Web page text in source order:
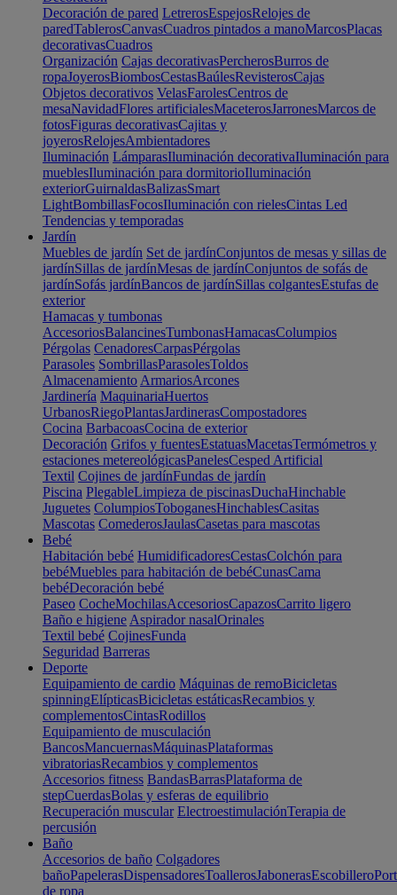
Decoración de pared LetrerosEspejosRelojes de
paredTablerosCanvasCuadros pintados a manoMarcosPlacas
decorativasCuadros
Organización Cajas decorativasPercherosBurros de
ropaJoyerosBiombosCestasBaúlesRevisterosCajas
Objetos decorativos VelasFarolesCentros de
mesaNavidadFlores artificialesMaceterosJarronesMarcos de
fotosFiguras decorativasCajitas y
joyerosRelojesAmbientadores
Iluminación LámparasIluminación decorativaIluminación para
mueblesIluminación para dormitorioIluminación
exteriorGuirnaldasBalizasSmart
LightBombillasFocosIluminación con rielesCintas Led
Tendencias y temporadas
Jardín
Muebles de jardín Set de jardínConjuntos de mesas y sillas de
jardínSillas de jardínMesas de jardínConjuntos de sofás de
jardínSofás jardínBancos de jardínSillas colgantesEstufas de
exterior
Hamacas y tumbonas
AccesoriosBalancinesTumbonasHamacasColumpios
Pérgolas CenadoresCarpasPérgolas
Parasoles SombrillasParasolesToldos
Almacenamiento ArmariosArcones
Jardinería MaquinariaHuertos
UrbanosRiegoPlantasJardinerasCompostadores
Cocina BarbacoasCocina de exterior
Decoración Grifos y fuentesEstatuasMacetasTermómetros y
estaciones metereológicasPanelesCesped Artificial
Textil Cojines de jardínFundas de jardín
Piscina PlegableLimpieza de piscinasDuchaHinchable
Juguetes ColumpiosToboganesHinchablesCasitas
Mascotas ComederosJaulasCasetas para mascotas
Bebé
Habitación bebé HumidificadoresCestasColchón para
bebéMuebles para habitación de bebéCunasCama
bebéDecoración bebé
Paseo CocheMochilasAccesoriosCapazosCarrito ligero
Baño e higiene Aspirador nasalOrinales
Textil bebé CojinesFunda
Seguridad Barreras
Deporte
Equipamiento de cardio Máquinas de remoBicicletas
spinningElípticasBicicletas estáticasRecambios y
complementosCintasRodillos
Equipamiento de musculación
BancosMancuernasMáquinasPlataformas
vibratoriasRecambios y complementos
Accesorios fitness BandasBarrasPlataforma de
stepCuerdasBolas y esferas de equilibrio
Recuperación muscular ElectroestimulaciónTerapia de
percusión
Baño
Accesorios de baño Colgadores
bañoPapelerasDispensadoresToallerosJabonerasEscobillero
de ropa